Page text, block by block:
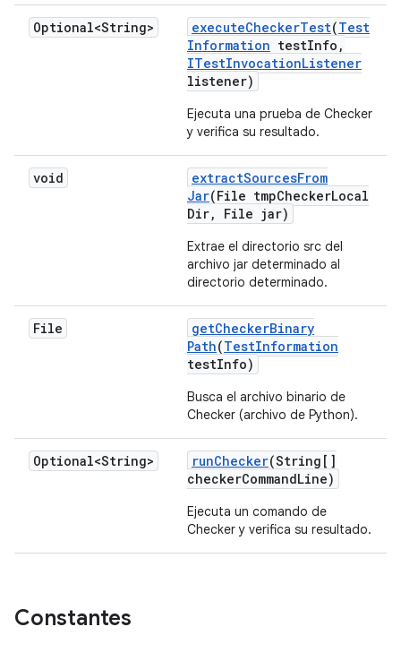
Optional<String> executeCheckerTest(Test
Information testInfo ,
ITestInvocationListener
listener)
Ejecuta una prueba de Checker
y verifica su resultado.
void extractSourcesFrom
Jar(File tmpCheckerLocal
Dir, File jar)
Extrae el directorio src del
archivo jar determinado al
directorio determinado.
File getCheckerBinary
Path(TestInformation
testInfo)
Busca el archivo binario de
Checker (archivo de Python).
Optional<String> runChecker(String[]
checkerCommandLine)
Ejecuta un comando de
Checker y verifica su resultado.
Constantes